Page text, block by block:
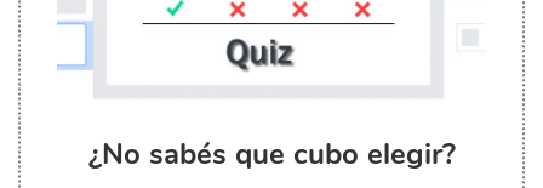
¿No sabés que cubo elegir?